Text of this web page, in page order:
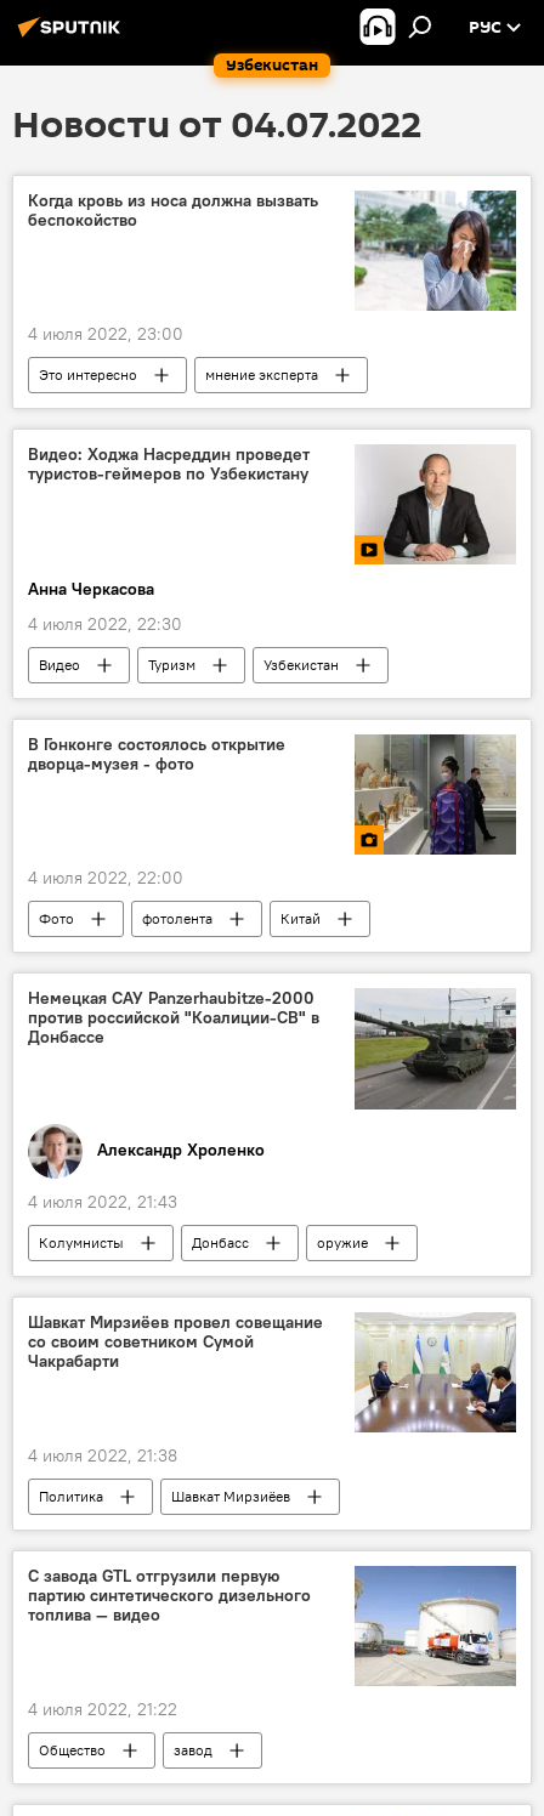
Узбекистан
РУС
Новости от 04.07.2022
Когда кровь из носа должна вызвать
беспокойство
4 июля 2022, 23:00
Это интересно
мнение эксперта
врач
советы кровь
Видео: Ходжа Насреддин проведет
туристов-геймеров по Узбекистану
Анна Черкасова
4 июля 2022, 22:30
Видео Туризм
Узбекистан
геймеры
В Гонконге состоялось открытие
дворца-музея - фото
4 июля 2022, 22:00
Фото фотолента
Китай
музей
Немецкая САУ Panzerhaubitze-2000
против российской "Коалиции-СВ" в
Донбассе
Александр Хроленко
4 июля 2022, 21:43
Колумнисты Донбасс
оружие
военная техника
Украина
Шавкат Мирзиёев провел совещание
со своим советником Сумой
Чакрабарти
4 июля 2022, 21:38
Политика Шавкат Мирзиёев
С завода GTL отгрузили первую
партию синтетического дизельного
топлива — видео
4 июля 2022, 21:22
Общество
завод
дизельное топливо